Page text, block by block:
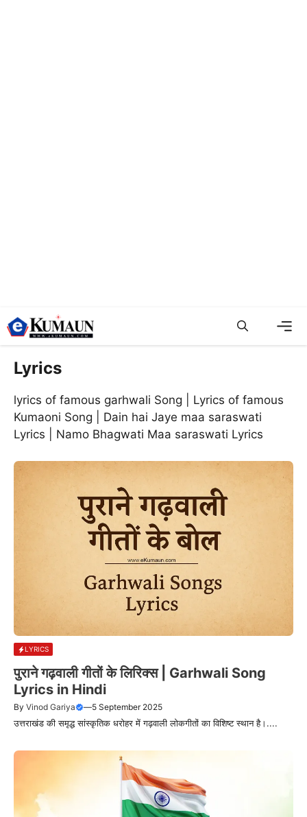
Skip
to
content
Lyrics
lyrics of famous garhwali Song | Lyrics of famous
Kumaoni Song | Dain hai Jaye maa saraswati
Lyrics | Namo Bhagwati Maa saraswati Lyrics
LYRICS
पुराने गढ़वाली गीतों के लिरिक्स | Garhwali Song
Lyrics in Hindi
By Vinod Gariya —5 September 2025
उत्तराखंड की समृद्ध सांस्कृतिक धरोहर में गढ़वाली लोकगीतों का विशिष्ट स्थान है।....